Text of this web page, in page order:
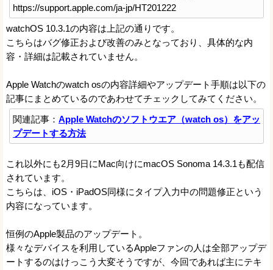
https://support.apple.com/ja-jp/HT201222
watchOS 10.3.1の内容は上記の通りです。
こちらはバグ修正および改善のみとなっており、具体的な内
容・詳細は記載されていません。
Apple Watchのwatch osの内容詳細やアップデート手順は以下の
記事にまとめているのであわせてチェックしてみてください。
関連記事： Apple Watchのソフトウエア（watch os）をアッ
プデートする方法
これ以外にも2月9日にMac向けにmacOS Sonoma 14.3.1も配信
されています。
こちらは、iOS・iPadOS同様にタイプ入力中の問題修正という
内容になっています。
恒例のApple製品のアップデート。
様々なデバイスを利用しているAppleファンの人は全部アップデ
ートするのはけっこう大変そうですが、今回であれば主にテキ